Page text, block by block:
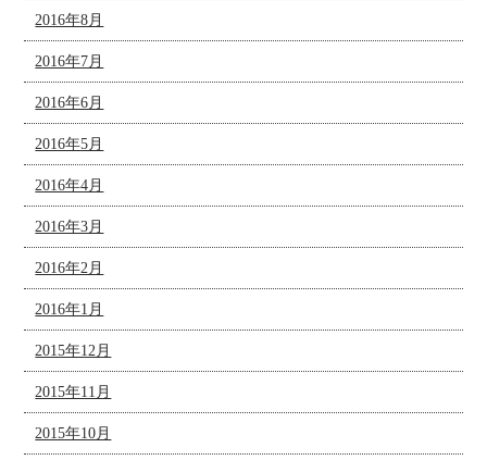
2016年8月
2016年7月
2016年6月
2016年5月
2016年4月
2016年3月
2016年2月
2016年1月
2015年12月
2015年11月
2015年10月